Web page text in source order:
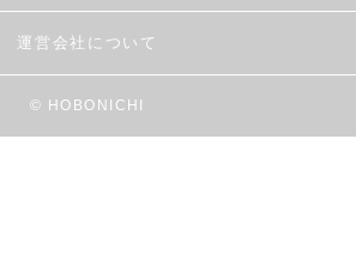
運営会社について
© HOBONICHI